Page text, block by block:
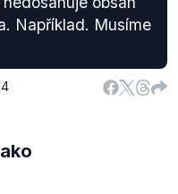
Například. Musíme